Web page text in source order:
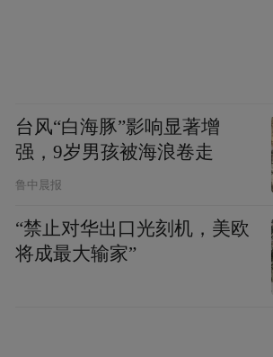
台风“白海豚”影响显著增
强，9岁男孩被海浪卷走
鲁中晨报
“禁止对华出口光刻机，美欧
将成最大输家”